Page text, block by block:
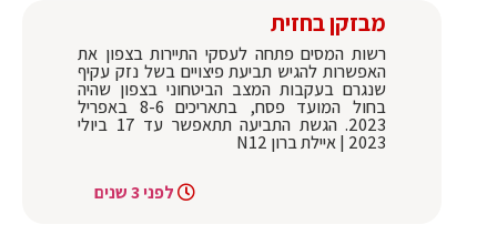
מבזקן בחזית
רשות המסים פתחה לעסקי התיירות בצפון את
האפשרות להגיש תביעת פיצויים בשל נזק עקיף
שנגרם בעקבות המצב הביטחוני בצפון שהיה
בחול המועד פסח, בתאריכים 8-6 באפריל
2023. הגשת התביעה תתאפשר עד 17 ביולי
2023 | איילת ברון N12
לפני 3 שנים